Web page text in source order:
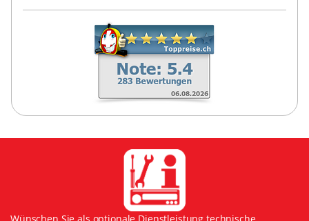
Wünschen Sie als optionale Dienstleistung technische